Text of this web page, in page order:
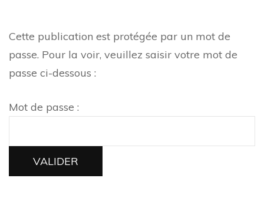
Cette publication est protégée par un mot de
passe. Pour la voir, veuillez saisir votre mot de
passe ci-dessous :
Mot de passe :